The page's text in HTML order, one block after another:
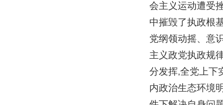
会主义运动遭受
中摧毁了执政根
党纲领动摇、意
主义政党执政规
分发挥,全党上下
内政治生态环境